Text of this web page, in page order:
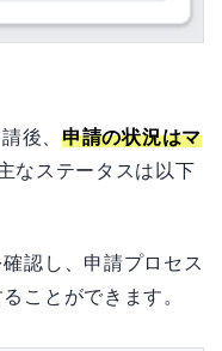
後、 申請の状況はマ
なステータスは以下
認し、申請プロセス
ことができます。